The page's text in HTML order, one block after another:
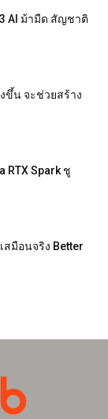
AI ม้ามืด สัญชาติ
ขึ้น จะช่วยสร้าง
RTX Spark ชู
สมือนจริง Better